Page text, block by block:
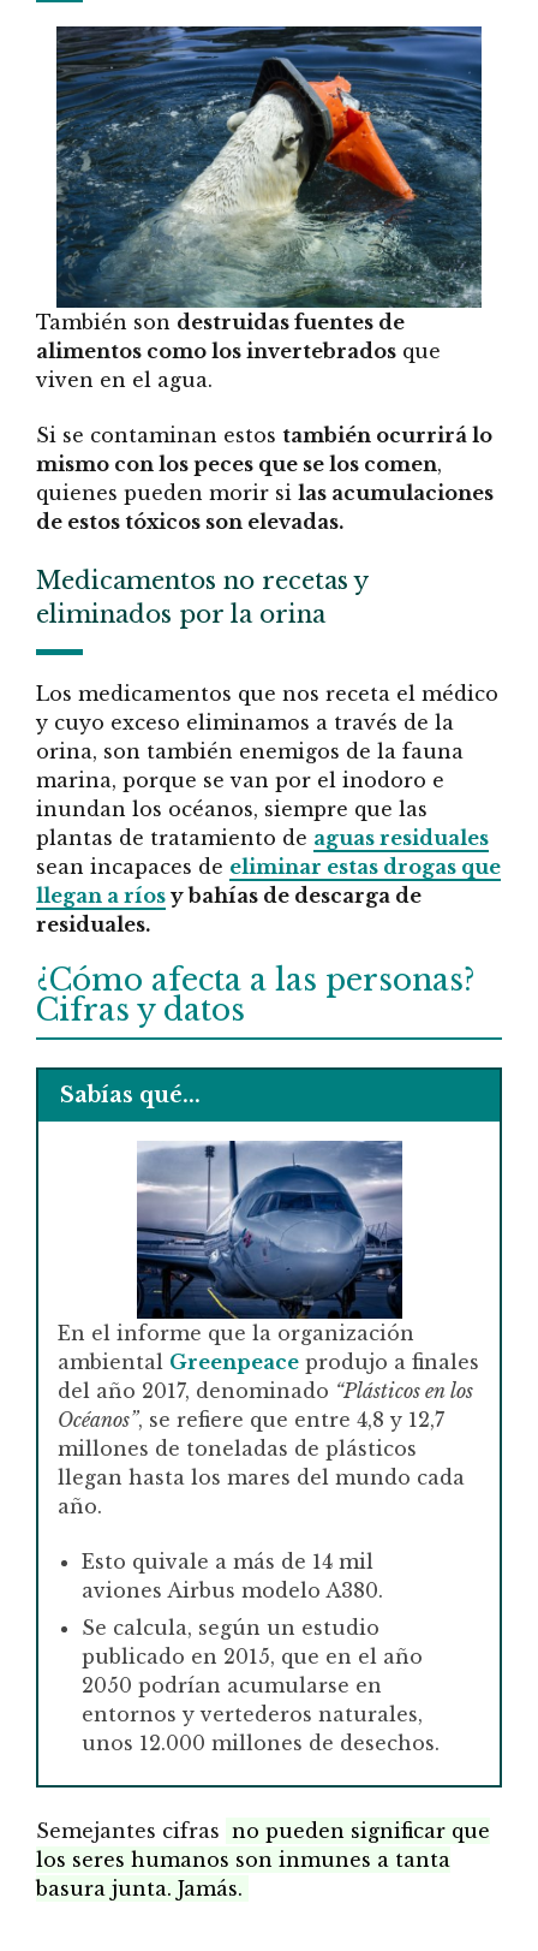
También son destruidas fuentes de
alimentos como los invertebrados que
viven en el agua.
Si se contaminan estos también ocurrirá lo
mismo con los peces que se los comen,
quienes pueden morir si las acumulaciones
de estos tóxicos son elevadas.
Medicamentos no recetas y
eliminados por la orina
Los medicamentos que nos receta el médico
y cuyo exceso eliminamos a través de la
orina, son también enemigos de la fauna
marina, porque se van por el inodoro e
inundan los océanos, siempre que las
plantas de tratamiento de aguas residuales
sean incapaces de eliminar estas drogas que
llegan a ríos y bahías de descarga de
residuales.
¿Cómo afecta a las personas?
Cifras y datos
Sabías qué...
En el informe que la organización
ambiental Greenpeace produjo a finales
del año 2017, denominado “Plásticos en los
Océanos”, se refiere que entre 4,8 y 12,7
millones de toneladas de plásticos
llegan hasta los mares del mundo cada
año.
Esto quivale a más de 14 mil
aviones Airbus modelo A380.
Se calcula, según un estudio
publicado en 2015, que en el año
2050 podrían acumularse en
entornos y vertederos naturales,
unos 12.000 millones de desechos.
Semejantes cifras no pueden significar que
los seres humanos son inmunes a tanta
basura junta. Jamás.